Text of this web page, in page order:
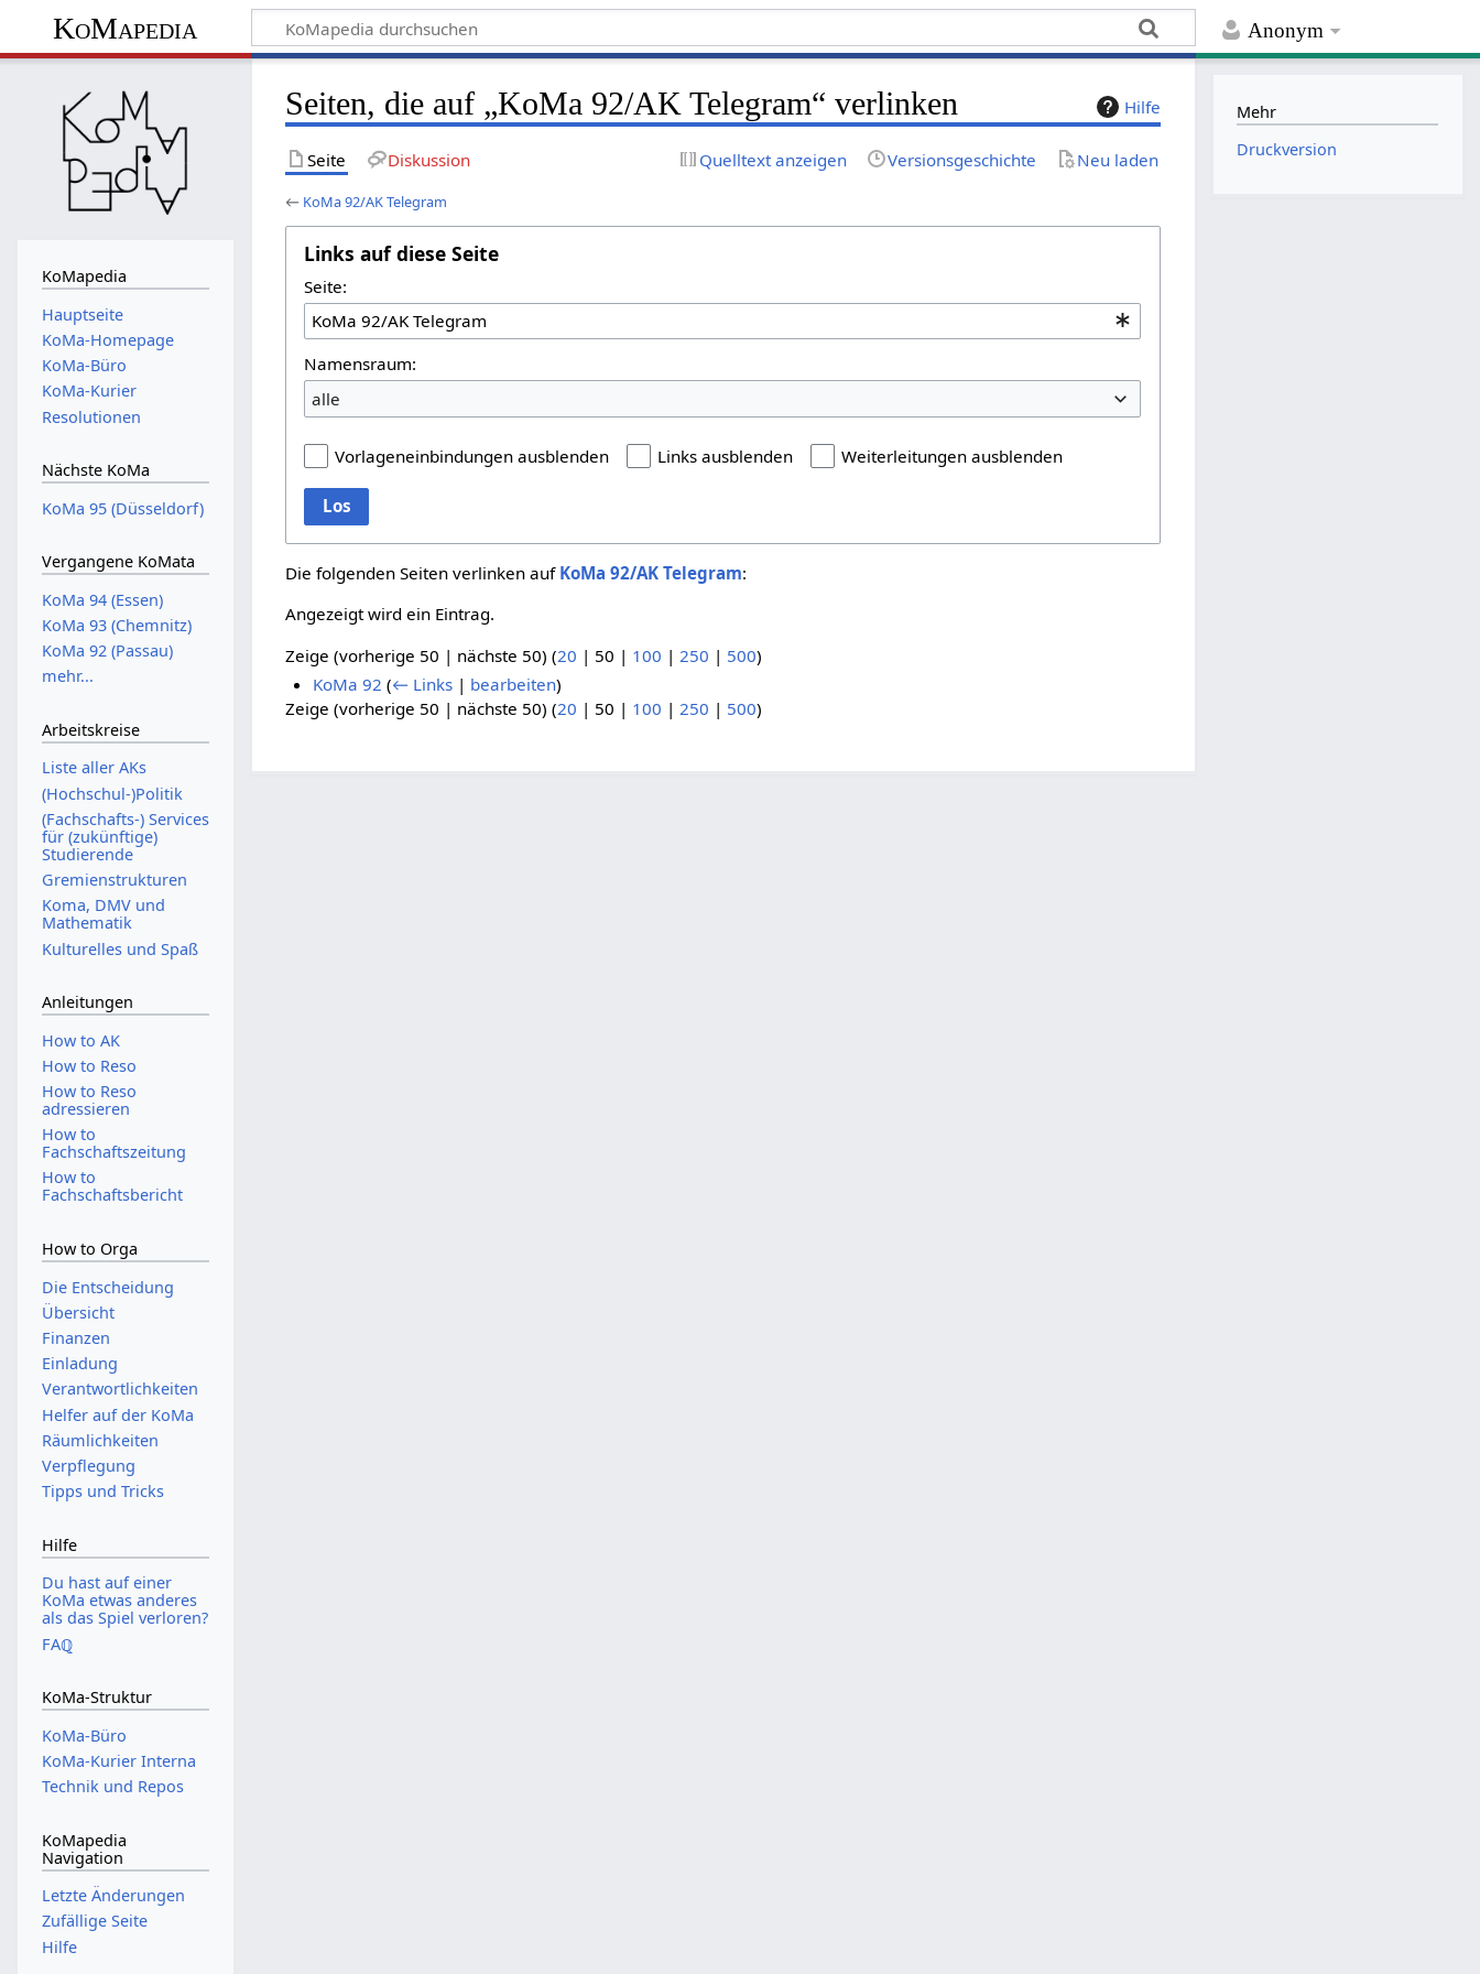
Anonym
KoMapedia
Hilfe
Seiten, die auf „KoMa 92/AK Telegram“ verlinken
Seite Diskussion Quelltext anzeigen Versionsgeschichte Neu laden
← KoMa 92/AK Telegram
Links auf diese Seite
Seite:
Namensraum:
alle
Vorlageneinbindungen ausblenden Links ausblenden Weiterleitungen ausblenden
Los
Die folgenden Seiten verlinken auf KoMa 92/AK Telegram:
Angezeigt wird ein Eintrag.
Zeige (vorherige 50 | nächste 50) (20 | 50 | 100 | 250 | 500)
KoMa 92 (← Links| bearbeiten)
Zeige (vorherige 50 | nächste 50) (20 | 50 | 100 |250 | 500)
KoMapedia
Hauptseite
KoMa-Homepage
KoMa-Büro
KoMa-Kurier
Resolutionen
Nächste KoMa
KoMa 95 (Düsseldorf)
Vergangene KoMata
KoMa 94 (Essen)
KoMa 93 (Chemnitz)
KoMa 92 (Passau)
mehr...
Arbeitskreise
Liste aller AKs
(Hochschul-)Politik
(Fachschafts-) Services
für (zukünftige)
Studierende
Gremienstrukturen
Koma, DMV und
Mathematik
Kulturelles und Spaß
Anleitungen
How to AK
How to Reso
How to Reso
adressieren
How to
Fachschaftszeitung
How to
Fachschaftsbericht
How to Orga
Die Entscheidung
Übersicht
Finanzen
Einladung
Verantwortlichkeiten
Helfer auf der KoMa
Räumlichkeiten
Verpflegung
Tipps und Tricks
Hilfe
Du hast auf einer
KoMa etwas anderes
als das Spiel verloren?
FAℚ
KoMa-Struktur
KoMa-Büro
KoMa-Kurier Interna
Technik und Repos
KoMapedia
Navigation
Letzte Änderungen
Zufällige Seite
Hilfe
Mehr
Druckversion